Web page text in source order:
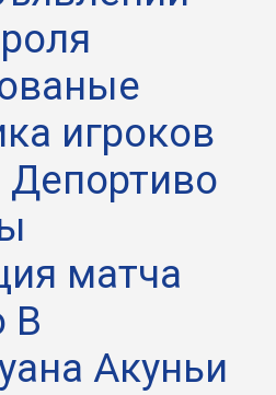
игроков
матча
B
Акуньи